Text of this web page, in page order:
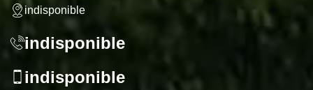
indisponible
indisponible
indisponible